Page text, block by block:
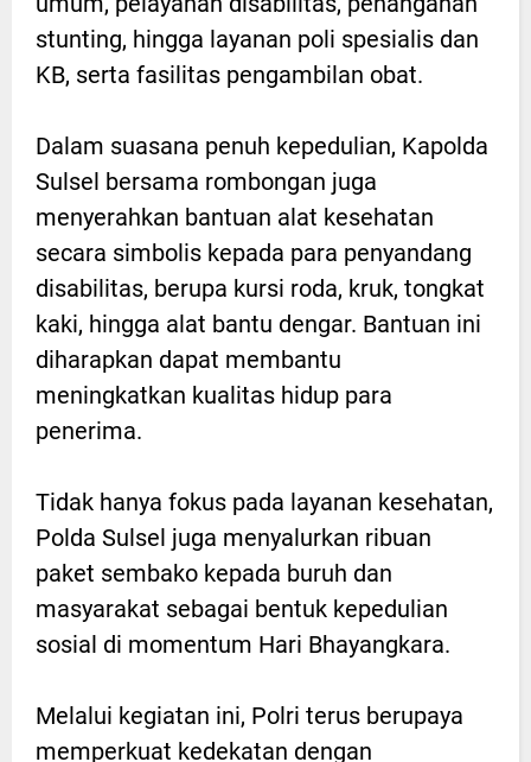
stunting, hingga layanan poli spesialis dan
KB, serta fasilitas pengambilan obat.
Dalam suasana penuh kepedulian, Kapolda
Sulsel bersama rombongan juga
menyerahkan bantuan alat kesehatan
secara simbolis kepada para penyandang
disabilitas, berupa kursi roda, kruk, tongkat
kaki, hingga alat bantu dengar. Bantuan ini
diharapkan dapat membantu
meningkatkan kualitas hidup para
penerima.
Tidak hanya fokus pada layanan kesehatan,
Polda Sulsel juga menyalurkan ribuan
paket sembako kepada buruh dan
masyarakat sebagai bentuk kepedulian
sosial di momentum Hari Bhayangkara.
Melalui kegiatan ini, Polri terus berupaya
memperkuat kedekatan dengan